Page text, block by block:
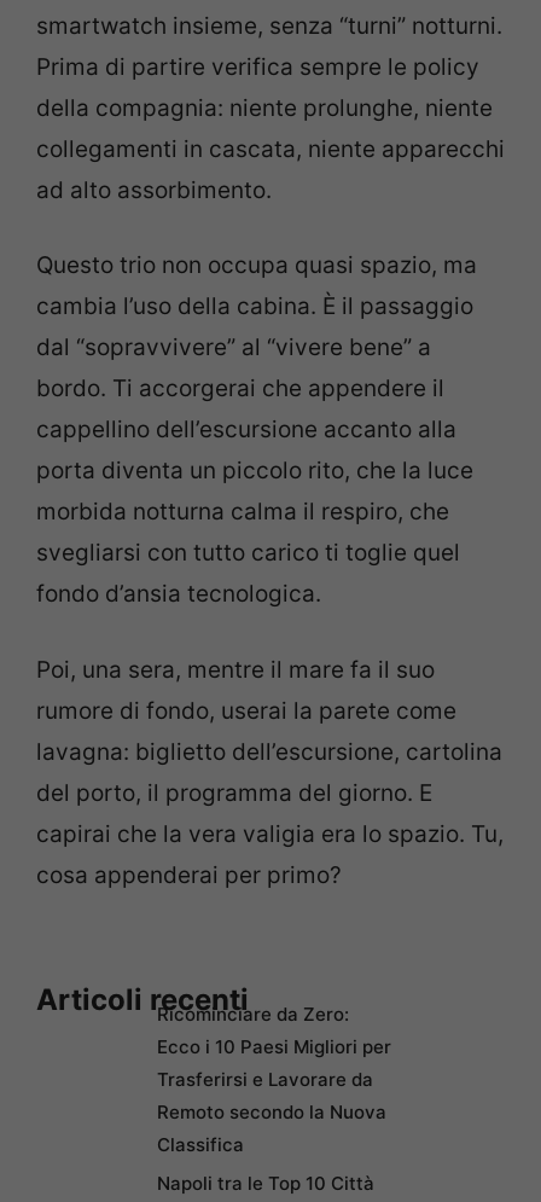
smartwatch insieme, senza “turni” notturni.
Prima di partire verifica sempre le policy
della compagnia: niente prolunghe, niente
collegamenti in cascata, niente apparecchi
ad alto assorbimento.
Questo trio non occupa quasi spazio, ma
cambia l’uso della cabina. È il passaggio
dal “sopravvivere” al “vivere bene” a
bordo. Ti accorgerai che appendere il
cappellino dell’escursione accanto alla
porta diventa un piccolo rito, che la luce
morbida notturna calma il respiro, che
svegliarsi con tutto carico ti toglie quel
fondo d’ansia tecnologica.
Poi, una sera, mentre il mare fa il suo
rumore di fondo, userai la parete come
lavagna: biglietto dell’escursione, cartolina
del porto, il programma del giorno. E
capirai che la vera valigia era lo spazio. Tu,
cosa appenderai per primo?
Articoli recentiRicominciare da Zero:
Ecco i 10 Paesi Migliori per
Trasferirsi e Lavorare da
Remoto secondo la Nuova
Classifica
Napoli tra le Top 10 Città